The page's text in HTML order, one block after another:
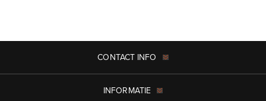
CONTACT INFO
INFORMATIE